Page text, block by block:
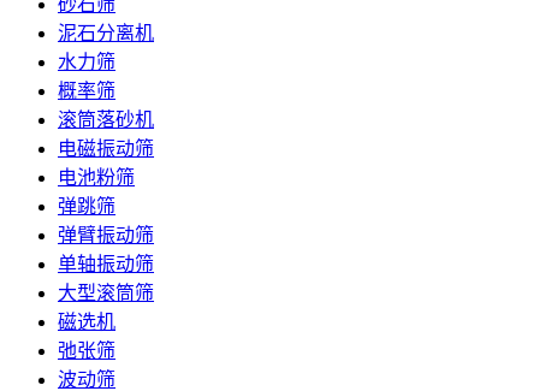
泥石分离机
水力筛
概率筛
滚筒落砂机
电磁振动筛
电池粉筛
弹跳筛
弹臂振动筛
单轴振动筛
大型滚筒筛
磁选机
弛张筛
波动筛